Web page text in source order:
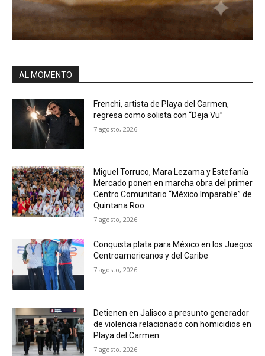
AL MOMENTO
Frenchi, artista de Playa del Carmen,
regresa como solista con “Deja Vu”
7 agosto, 2026
Miguel Torruco, Mara Lezama y Estefanía
Mercado ponen en marcha obra del primer
Centro Comunitario “México Imparable” de
Quintana Roo
7 agosto, 2026
Conquista plata para México en los Juegos
Centroamericanos y del Caribe
7 agosto, 2026
Detienen en Jalisco a presunto generador
de violencia relacionado con homicidios en
Playa del Carmen
7 agosto, 2026